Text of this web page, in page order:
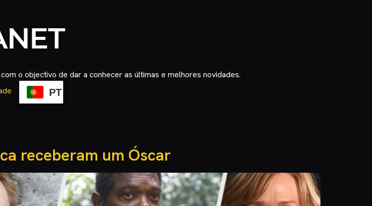
o objectivo de dar a conhecer as últimas e melhores novidades.
PT
receberam um Óscar